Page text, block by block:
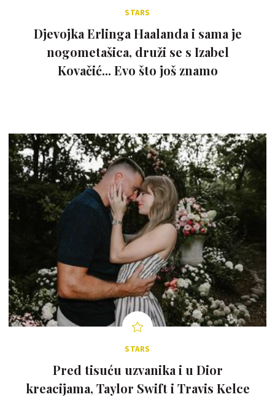
STARS
Djevojka Erlinga Haalanda i sama je
nogometašica, druži se s Izabel
Kovačić... Evo što još znamo
STARS
Pred tisuću uzvanika i u Dior
kreacijama, Taylor Swift i Travis Kelce